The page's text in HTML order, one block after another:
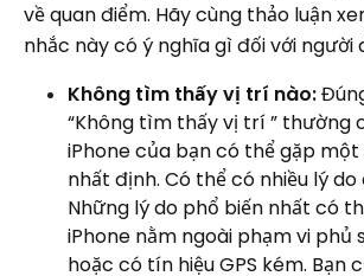
về quan điểm. Hãy cùng thảo luận
nhắc này có ý nghĩa gì đối với người
Không tìm thấy vị trí nào:
“Không tìm thấy vị trí ” thường
iPhone của bạn có thể gặp một
nhất định. Có thể có nhiều lý do
Những lý do phổ biến nhất có
iPhone nằm ngoài phạm vi phủ
hoặc có tín hiệu GPS kém. Bạn